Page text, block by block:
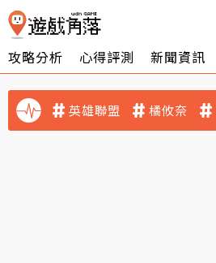
攻略分析 心得評測 新聞資訊
英雄聯盟 橘攸奈